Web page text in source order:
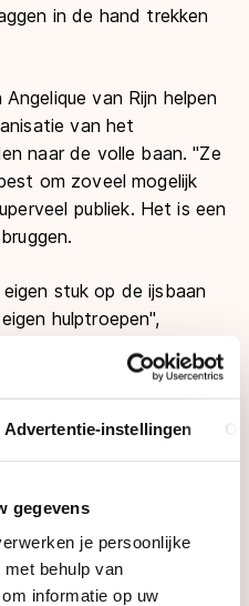
Advertentie-instellingen
gegevens
je persoonlijke
behulp van
informatie op uw
in de hand trekken
van Rijn helpen
van het
naar de volle baan. "Ze
om zoveel mogelijk
publiek. Het is een
stuk op de ijsbaan
hulptroepen",
worden door de
bruggen,
"We proberen het decor
Dan zoeken we
nieuw bruggetje voor ons
met alle
vergadering. "Tijdens de